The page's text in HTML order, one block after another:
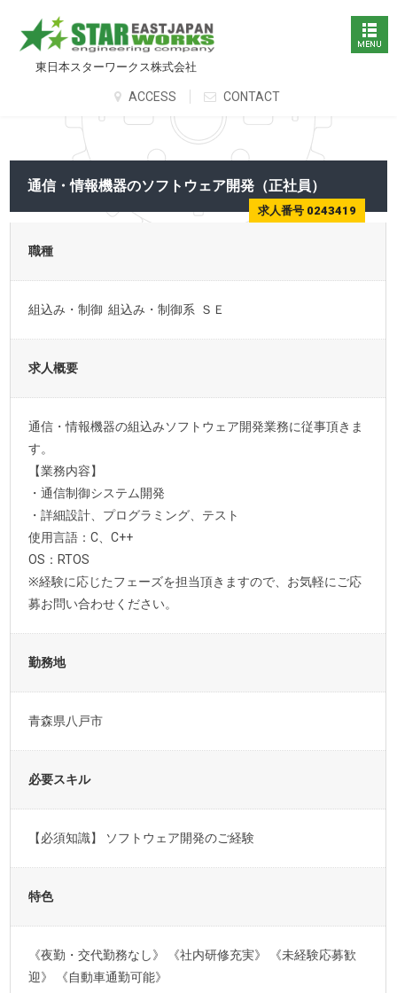
東日本スターワークス株式会社
ACCESS CONTACT
通信・情報機器のソフトウェア開発（正社員）
求人番号 0243419
職種
組込み・制御 組込み・制御系 ＳＥ
求人概要
通信・情報機器の組込みソフトウェア開発業務に従事頂きま
す。
【業務内容】
・通信制御システム開発
・詳細設計、プログラミング、テスト
使用言語：C、C++
OS：RTOS
※経験に応じたフェーズを担当頂きますので、お気軽にご応
募お問い合わせください。
勤務地
青森県八戸市
必要スキル
【必須知識】 ソフトウェア開発のご経験
特色
《夜勤・交代勤務なし》 《社内研修充実》 《未経験応募歓
迎》 《自動車通勤可能》